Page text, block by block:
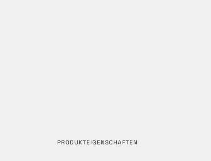
PRODUKTEIGENSCHAFTEN